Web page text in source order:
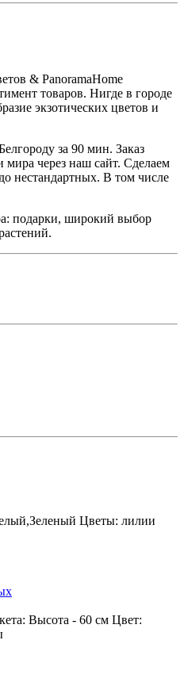
& PanoramaHome
товаров. Нигде в городе
экзотических цветов и
за 90 мин. Заказ
через наш сайт. Сделаем
нестандартных. В том числе
подарки, широкий выбор
Цветы: лилии
Высота - 60 см Цвет: